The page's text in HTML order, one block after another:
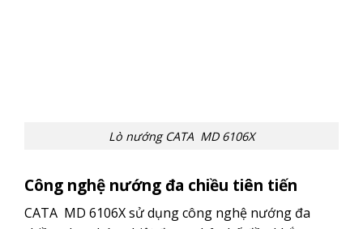
Lò nướng CATA MD 6106X
Công nghệ nướng đa chiều tiên tiến
CATA MD 6106X sử dụng công nghệ nướng đa